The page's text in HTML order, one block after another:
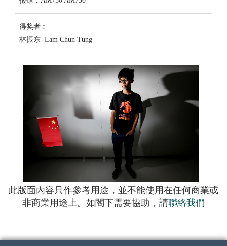
得奖者︰
林振东 Lam Chun Tung
此版面內容只作參考用途，並不能使用在任何商業或
非商業用途上。如閣下需要協助，請聯絡我們